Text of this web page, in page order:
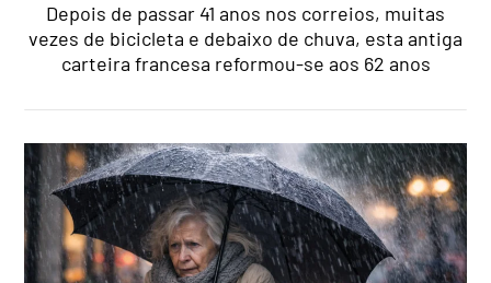
Depois de passar 41 anos nos correios, muitas
vezes de bicicleta e debaixo de chuva, esta antiga
carteira francesa reformou-se aos 62 anos